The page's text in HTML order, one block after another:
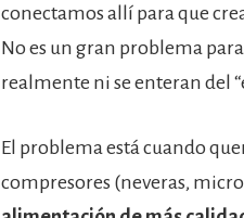
conectamos allí para que
No es un gran problema
realmente ni se enteran del
El problema está cuando
compresores (neveras,